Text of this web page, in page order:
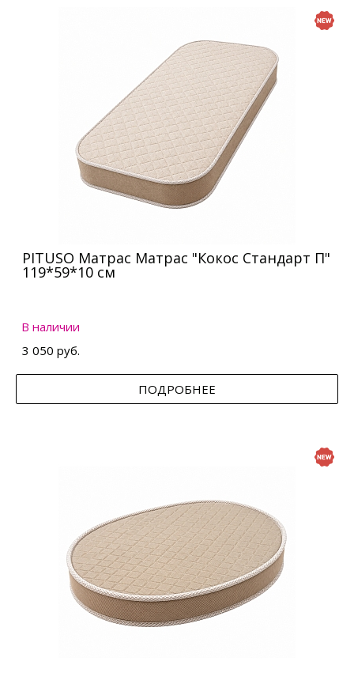
PITUSO Матрас Матрас "Кокос Стандарт П"
119*59*10 см
В наличии
3 050 руб.
ПОДРОБНЕЕ